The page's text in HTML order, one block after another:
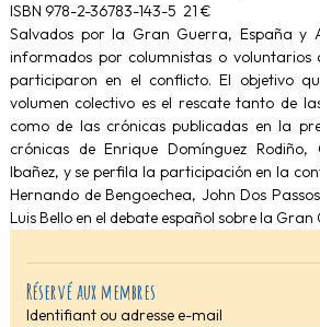
Réservé aux membres
Identifiant ou adresse e-mail
ISBN 978-2-36783-143-5 21 €
Salvados por la Gran Guerra, España y
informados por columnistas o voluntarios
participaron en el conflicto. El objetivo
volumen colectivo es el rescate tanto de
como de las crónicas publicadas en la
crónicas de Enrique Domínguez Rodiño,
Ibañez, y se perfila la participación en la
Hernando de Bengoechea, John Dos
Luis Bello en el debate español sobre la Gran